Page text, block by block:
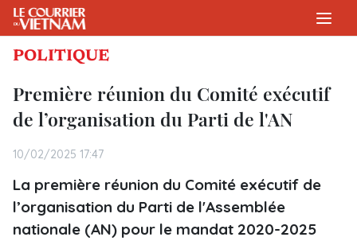
POLITIQUE
Première réunion du Comité exécutif
de l’organisation du Parti de l'AN
10/02/2025 17:47
La première réunion du Comité exécutif de
l’organisation du Parti de l'Assemblée
nationale (AN) pour le mandat 2020-2025